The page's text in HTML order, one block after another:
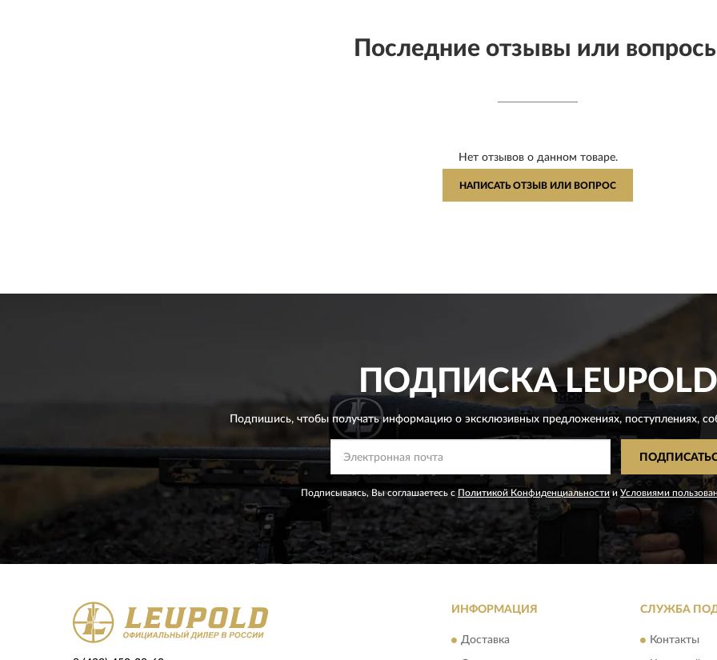
Последние отзывы или
Нет отзывов о данном товаре.
НАПИСАТЬ ОТЗЫВ ИЛИ ВОПРОС
ПОДПИСКАLEUPOLD
Подпишись, чтобы получать информацию о эксклюзивных предложениях,поступлениях,
Подписываясь, Вы соглашаетесь с Политикой Конфиденциальности и Условиями
ИНФОРМАЦИЯ
Доставка
СЛУЖБА
Контакты